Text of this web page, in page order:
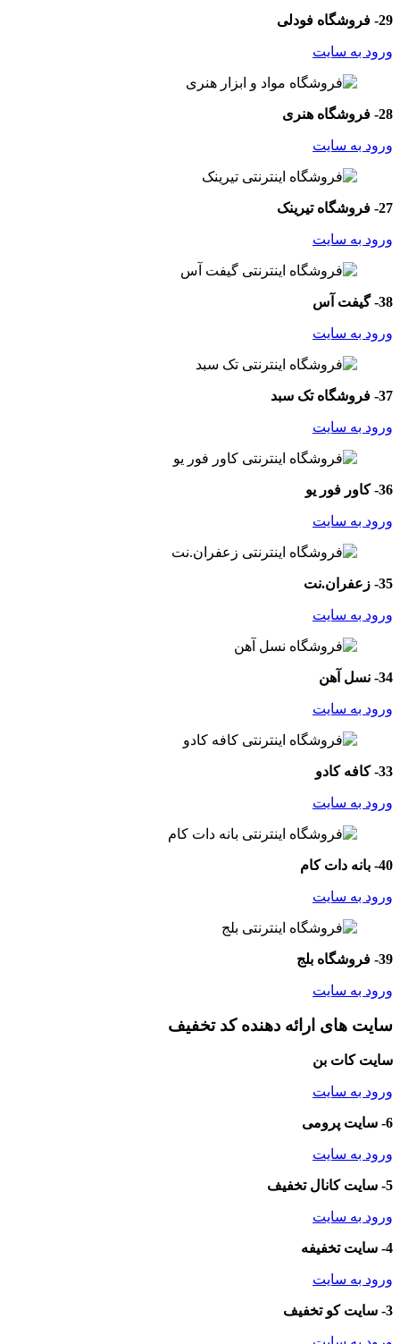
29- فروشگاه فودلی
ورود به سایت
28- فروشگاه هنری
ورود به سایت
27- فروشگاه تیرینک
ورود به سایت
38- گیفت آس
ورود به سایت
37- فروشگاه تک سبد
ورود به سایت
36- کاور فور یو
ورود به سایت
35- زعفران.نت
ورود به سایت
34- نسل آهن
ورود به سایت
33- کافه کادو
ورود به سایت
40- بانه دات کام
ورود به سایت
39- فروشگاه بلج
ورود به سایت
سایت های ارائه دهنده کد تخفیف
سایت کات بن
ورود به سایت
6- سایت پرومی
ورود به سایت
5- سایت کانال تخفیف
ورود به سایت
4- سایت تخفیفه
ورود به سایت
3- سایت کو تخفیف